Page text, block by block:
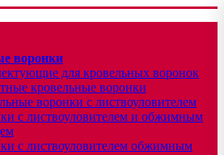
воронки
для кровельных воронок
кровельные воронки
воронки с листвоуловителем
с листвоуловителем и обжимным
с листвоуловителем обжимным